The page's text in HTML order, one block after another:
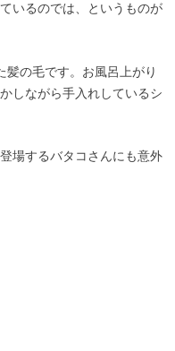
いるのでは、というものが
髪の毛です。お風呂上がり
しながら手入れしているシ
場するバタコさんにも意外